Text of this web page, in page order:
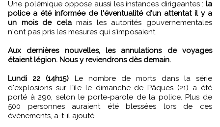
Une polémique oppose aussi les instances dirigeantes : la
police a été informée de l'éventualité d'un attentat il y a
un mois de celamais les autorités gouvernementales
n'ont pas pris les mesures qui s'imposaient.
Aux dernières nouvelles, les annulations de voyages
étaient légion. Nous y reviendrons dès demain.
Lundi 22 (14h15) Le nombre de morts dans la série
d'explosions sur l'île le dimanche de Pâques (21) a été
porté à 290, selon le porte-parole de la police. Plus de
500 personnes auraient été blessées lors de ces
événements, a-t-il ajouté.